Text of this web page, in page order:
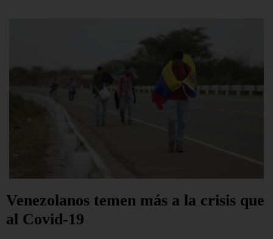
Venezolanos temen más a la crisis que
al Covid-19